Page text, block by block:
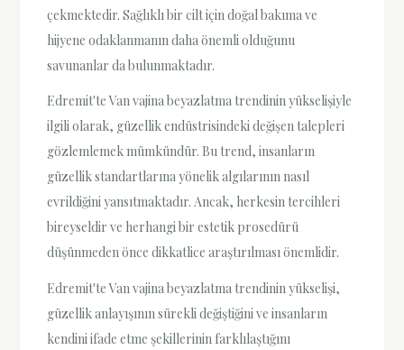
çekmektedir. Sağlıklı bir cilt için doğal bakıma ve
hijyene odaklanmanın daha önemli olduğunu
savunanlar da bulunmaktadır.
Edremit'te Van vajina beyazlatma trendinin yükselişiyle
ilgili olarak, güzellik endüstrisindeki değişen talepleri
gözlemlemek mümkündür. Bu trend, insanların
güzellik standartlarına yönelik algılarının nasıl
evrildiğini yansıtmaktadır. Ancak, herkesin tercihleri
bireyseldir ve herhangi bir estetik prosedürü
düşünmeden önce dikkatlice araştırılması önemlidir.
Edremit'te Van vajina beyazlatma trendinin yükselişi,
güzellik anlayışının sürekli değiştiğini ve insanların
kendini ifade etme şekillerinin farklılaştığını